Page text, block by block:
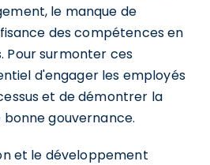
le manque de
des compétences en
Pour surmonter ces
d'engager les employés
et de démontrer la
gouvernance.
et le développement